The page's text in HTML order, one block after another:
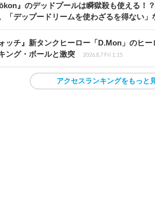
』のデッドプールは瞬獄殺も使える！
「デップードリームを使わざるを得ない」
ッチ』新タンクヒーロー「D.Mon」のヒ
ング・ボールと激突
2026.8.7 Fri 1:15
アクセスランキングをもっと